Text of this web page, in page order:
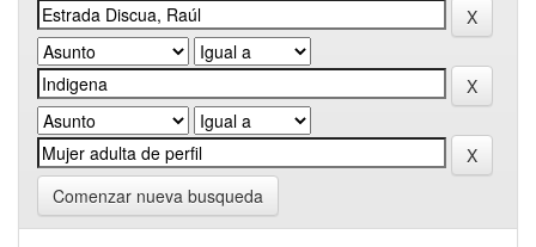
Comenzar nueva busqueda